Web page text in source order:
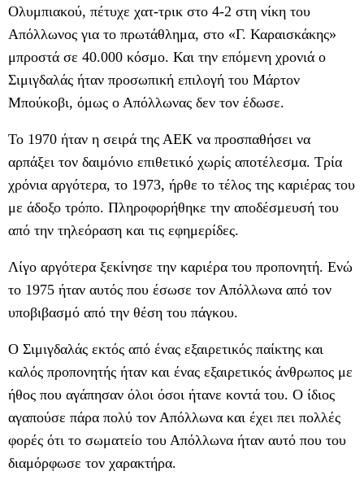
Ολυμπιακού, πέτυχε χατ-τρικ στο 4-2 στη νίκη του
Απόλλωνος για το πρωτάθλημα, στο «Γ. Καραισκάκης»
μπροστά σε 40.000 κόσμο. Και την επόμενη χρονιά ο
Σιμιγδαλάς ήταν προσωπική επιλογή του Μάρτον
Μπούκοβι, όμως ο Απόλλωνας δεν τον έδωσε.
Το 1970 ήταν η σειρά της ΑΕΚ να προσπαθήσει να
αρπάξει τον δαιμόνιο επιθετικό χωρίς αποτέλεσμα. Τρία
χρόνια αργότερα, το 1973, ήρθε το τέλος της καριέρας του
με άδοξο τρόπο. Πληροφορήθηκε την αποδέσμευσή του
από την τηλεόραση και τις εφημερίδες.
Λίγο αργότερα ξεκίνησε την καριέρα του προπονητή. Ενώ
το 1975 ήταν αυτός που έσωσε τον Απόλλωνα από τον
υποβιβασμό από την θέση του πάγκου.
Ο Σιμιγδαλάς εκτός από ένας εξαιρετικός παίκτης και
καλός προπονητής ήταν και ένας εξαιρετικός άνθρωπος με
ήθος που αγάπησαν όλοι όσοι ήτανε κοντά του. Ο ίδιος
αγαπούσε πάρα πολύ τον Απόλλωνα και έχει πει πολλές
φορές ότι το σωματείο του Απόλλωνα ήταν αυτό που του
διαμόρφωσε τον χαρακτήρα.